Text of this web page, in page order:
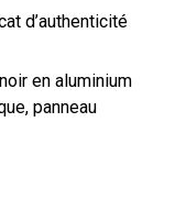
d’authenticité
en aluminium
panneau